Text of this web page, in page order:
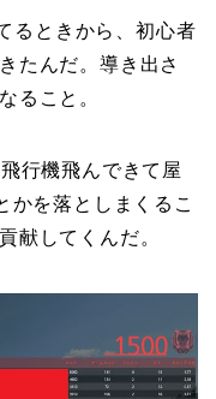
るときから、初心者
たんだ。導き出さ
ること。
行機飛んできて屋
かを落としまくるこ
献してくんだ。